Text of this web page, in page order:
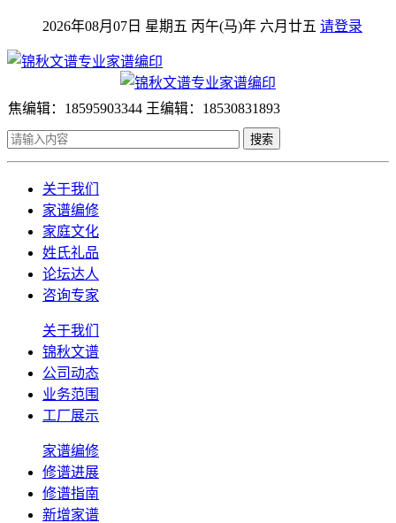
2026年08月07日 星期五 丙午(马)年 六月廿五 请登录
焦编辑：18595903344 王编辑：18530831893
搜索
关于我们
家谱编修
家庭文化
姓氏礼品
论坛达人
咨询专家
关于我们
锦秋文谱
公司动态
业务范围
工厂展示
家谱编修
修谱进展
修谱指南
新增家谱